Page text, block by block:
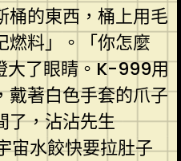
桶的東西，桶上用毛
燃料」。「你怎麼
了眼睛。K-999用
戴著白色手套的爪子
了，沾沾先生
宙水餃快要拉肚子